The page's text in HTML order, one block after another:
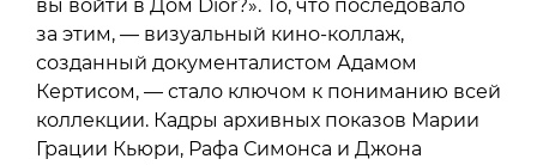
вы войти в Дом Dior?». То, что последовало
за этим, — визуальный кино-коллаж,
созданный документалистом Адамом
Кертисом, — стало ключом к пониманию всей
коллекции. Кадры архивных показов Марии
Грации Кьюри, Рафа Симонса и Джона